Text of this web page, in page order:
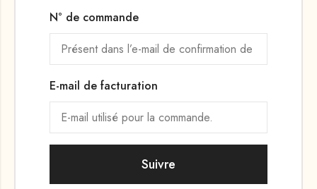
N° de commande
E-mail de facturation
Suivre